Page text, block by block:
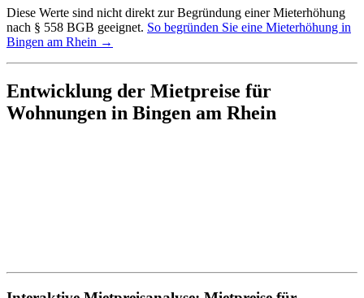
Diese Werte sind nicht direkt zur Begründung einer Mieterhöhung
nach § 558 BGB geeignet. So begründen Sie eine Mieterhöhung in
Bingen am Rhein →
Entwicklung der Mietpreise für
Wohnungen in Bingen am Rhein